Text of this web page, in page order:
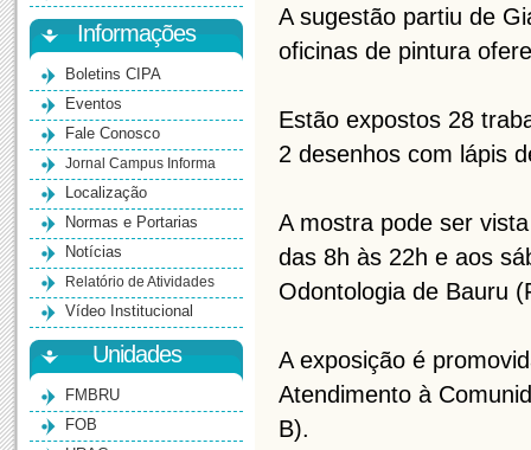
Informações
Boletins CIPA
Eventos
Fale Conosco
Jornal Campus Informa
Localização
Normas e Portarias
Notícias
Relatório de Atividades
Vídeo Institucional
Unidades
FMBRU
FOB
A sugestão partiu de
oficinas de pintura
Estão expostos 28
2 desenhos com lápis
A mostra pode ser
das 8h às 22h e aos
Odontologia de Bauru
A exposição é
Atendimento à
B).